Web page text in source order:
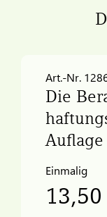
Art.-Nr.
Die
Auflage
Einmalig